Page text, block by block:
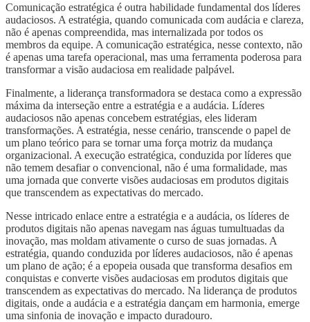
Comunicação estratégica é outra habilidade fundamental dos líderes
audaciosos. A estratégia, quando comunicada com audácia e clareza,
não é apenas compreendida, mas internalizada por todos os
membros da equipe. A comunicação estratégica, nesse contexto, não
é apenas uma tarefa operacional, mas uma ferramenta poderosa para
transformar a visão audaciosa em realidade palpável.
Finalmente, a liderança transformadora se destaca como a expressão
máxima da interseção entre a estratégia e a audácia. Líderes
audaciosos não apenas concebem estratégias, eles lideram
transformações. A estratégia, nesse cenário, transcende o papel de
um plano teórico para se tornar uma força motriz da mudança
organizacional. A execução estratégica, conduzida por líderes que
não temem desafiar o convencional, não é uma formalidade, mas
uma jornada que converte visões audaciosas em produtos digitais
que transcendem as expectativas do mercado.
Nesse intricado enlace entre a estratégia e a audácia, os líderes de
produtos digitais não apenas navegam nas águas tumultuadas da
inovação, mas moldam ativamente o curso de suas jornadas. A
estratégia, quando conduzida por líderes audaciosos, não é apenas
um plano de ação; é a epopeia ousada que transforma desafios em
conquistas e converte visões audaciosas em produtos digitais que
transcendem as expectativas do mercado. Na liderança de produtos
digitais, onde a audácia e a estratégia dançam em harmonia, emerge
uma sinfonia de inovação e impacto duradouro.